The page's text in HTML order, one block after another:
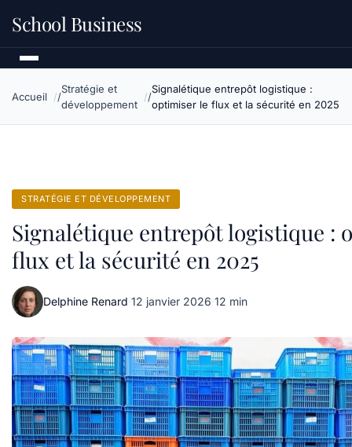
School Business
Accueil
Stratégie et
développement
Signalétique entrepôt logistique :
optimiser le flux et la sécurité en 2025
STRATÉGIE ET DÉVELOPPEMENT
Signalétique entrepôt logistique :
flux et la sécurité en 2025
Delphine Renard·12 janvier 2026·12 min